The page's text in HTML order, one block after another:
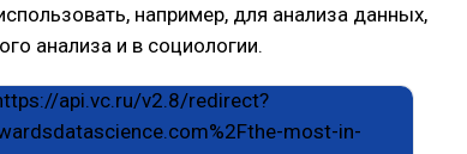
например, для анализа данных,
анализа и в социологии.